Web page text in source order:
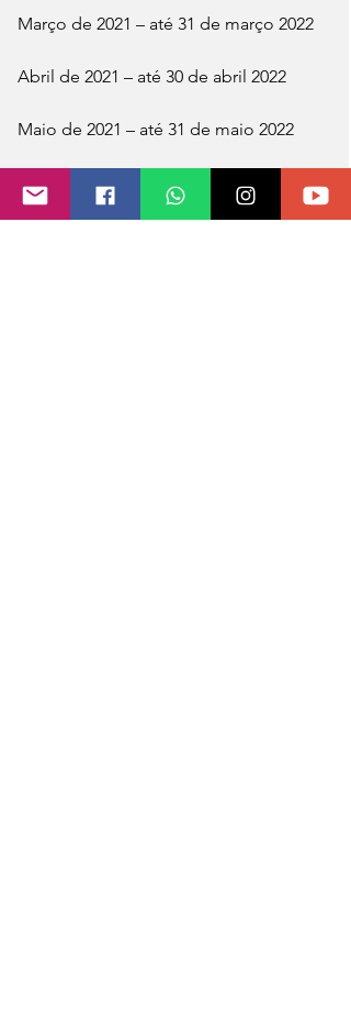
Março de 2021 – até 31 de março 2022
Abril de 2021 – até 30 de abril 2022
Maio de 2021 – até 31 de maio 2022
Junho de 2021 – até 30 de junho 2022